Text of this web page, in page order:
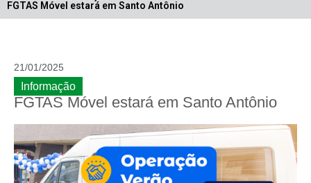
FGTAS Móvel estará em Santo Antônio
21/01/2025
Informação
FGTAS Móvel estará em Santo Antônio